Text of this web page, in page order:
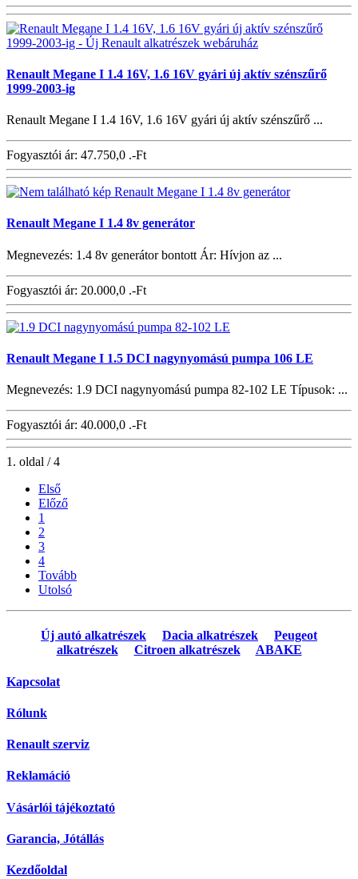
Renault Megane I 1.4 16V, 1.6 16V gyári új aktív szénszűrő
1999-2003-ig
Renault Megane I 1.4 16V, 1.6 16V gyári új aktív szénszűrő ...
Fogyasztói ár: 47.750,0 .-Ft
Renault Megane I 1.4 8v generátor
Megnevezés: 1.4 8v generátor bontott Ár: Hívjon az ...
Fogyasztói ár: 20.000,0 .-Ft
Renault Megane I 1.5 DCI nagynyomású pumpa 106 LE
Megnevezés: 1.9 DCI nagynyomású pumpa 82-102 LE Típusok: ...
Fogyasztói ár: 40.000,0 .-Ft
1. oldal / 4
Első
Előző
1
2
3
4
Tovább
Utolsó
Új autó alkatrészek Dacia alkatrészek
Peugeot
alkatrészek
Citroen alkatrészek ABAKE
Kapcsolat
Rólunk
Renault szerviz
Reklamáció
Vásárlói tájékoztató
Garancia, Jótállás
Kezdőoldal